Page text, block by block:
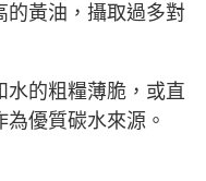
的黃油，攝取過多對
水的粗糧薄脆，或直
優質碳水來源。